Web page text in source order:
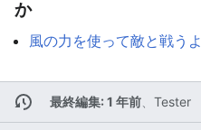
か
風の力を使って敵と戦うよ
最終編集: 1 年前、 Tester